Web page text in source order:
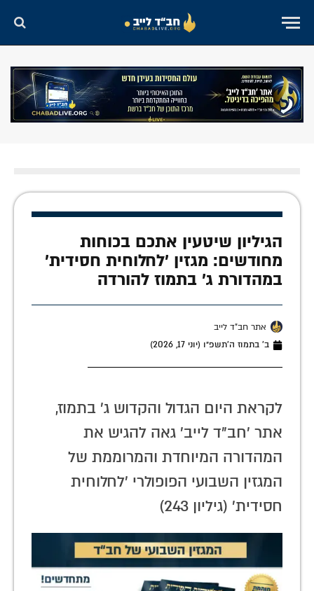
הגיליון שיטעין אתכם בכוחות
מחודשים: מגזין 'לחלוחית חסידית'
במהדורת ג' בתמוז להורדה
אתר חב"ד לייב
ב׳ בתמוז ה׳תשפ״ו (יוני 17, 2026)
לקראת היום הגדול והקדוש ג' בתמוז,
אתר 'חב"ד לייב' גאה להגיש את
המהדורה המיוחדת והמרוממת של
המגזין השבועי הפופולרי 'לחלוחית
חסידית' (גיליון 243)